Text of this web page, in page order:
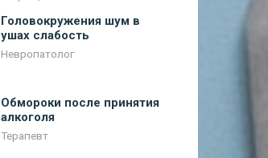
Головокружения шум в
ушах слабость
Невропатолог
Обмороки после принятия
алкоголя
Терапевт